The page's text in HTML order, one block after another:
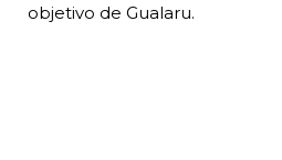
objetivo de Gualaru.